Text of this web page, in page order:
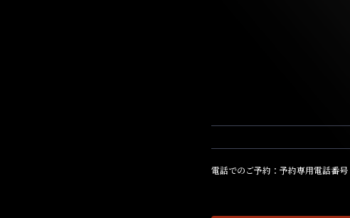
電話でのご予約：予約専用電話番号